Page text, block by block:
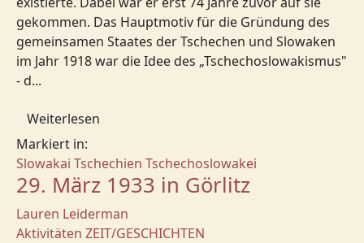
gekommen. Das Hauptmotiv für die Gründung des
gemeinsamen Staates der Tschechen und Slowaken
im Jahr 1918 war die Idee des „Tschechoslowakismus"
- d...
Weiterlesen
Markiert in:
Slowakai Tschechien Tschechoslowakei
29. März 1933 in Görlitz
Lauren Leiderman
Aktivitäten ZEIT/GESCHICHTEN